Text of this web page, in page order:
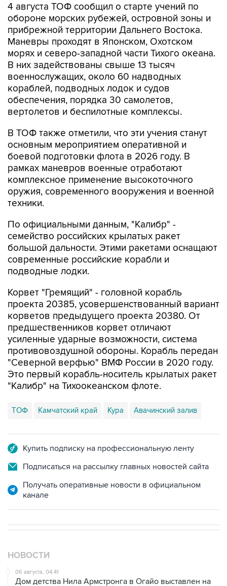
4 августа ТОФ сообщил о старте учений по
обороне морских рубежей, островной зоны и
прибрежной территории Дальнего Востока.
Маневры проходят в Японском, Охотском
морях и северо-западной части Тихого океана.
В них задействованы свыше 13 тысяч
военнослужащих, около 60 надводных
кораблей, подводных лодок и судов
обеспечения, порядка 30 самолетов,
вертолетов и беспилотные комплексы.
В ТОФ также отметили, что эти учения станут
основным мероприятием оперативной и
боевой подготовки флота в 2026 году. В
рамках маневров военные отработают
комплексное применение высокоточного
оружия, современного вооружения и военной
техники.
По официальными данным, "Калибр" -
семейство российских крылатых ракет
большой дальности. Этими ракетами оснащают
современные российские корабли и
подводные лодки.
Корвет "Гремящий" - головной корабль
проекта 20385, усовершенствованный вариант
корветов предыдущего проекта 20380. От
предшественников корвет отличают
усиленные ударные возможности, система
противовоздушной обороны. Корабль передан
"Северной верфью" ВМФ России в 2020 году.
Это первый корабль-носитель крылатых ракет
"Калибр" на Тихоокеанском флоте.
ТОФ Камчатский край Кура Авачинский залив
Купить подписку на профессиональную ленту
Подписаться на рассылку главных новостей сайта
Получать оперативные новости в официальном
канале
НОВОСТИ
06 августа, 04:41
Дом детства Нила Армстронга в Огайо выставлен на